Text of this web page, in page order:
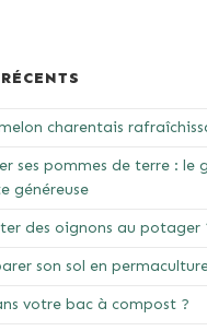
charentais
ses pommes de terre : le
généreuse
des oignons au potager
son sol en
votre bac à compost ?